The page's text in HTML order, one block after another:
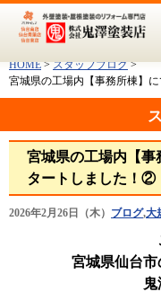
HOME > スタッフブログ >
宮城県の工場内【事務所棟】
宮城県の工場内【事
タートしました！②
2026年2月26日（木） ブログ,大
宮城県仙台
鬼